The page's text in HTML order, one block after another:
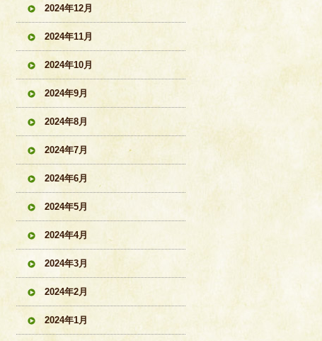
2024年12月
2024年11月
2024年10月
2024年9月
2024年8月
2024年7月
2024年6月
2024年5月
2024年4月
2024年3月
2024年2月
2024年1月